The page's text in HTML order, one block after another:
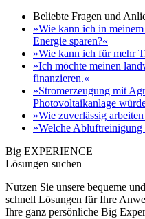
Beliebte Fragen und
»Wie kann ich in
Energie sparen?«
»Wie kann ich für mehr
»Ich möchte meinen
finanzieren.«
»Stromerzeugung mit
Photovoltaikanlage
»Wie zuverlässig
»Welche Abluftreinigung
Big EXPERIENCE
Lösungen suchen
Nutzen Sie unsere bequeme
schnell Lösungen für Ihre
Ihre ganz persönliche Big